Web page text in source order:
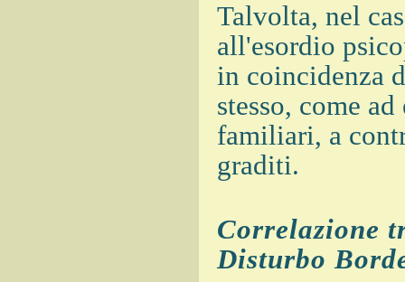
Talvolta, nel
all'esordio
in coincidenza
stesso, come
familiari, a
graditi.
Correlazione
Disturbo